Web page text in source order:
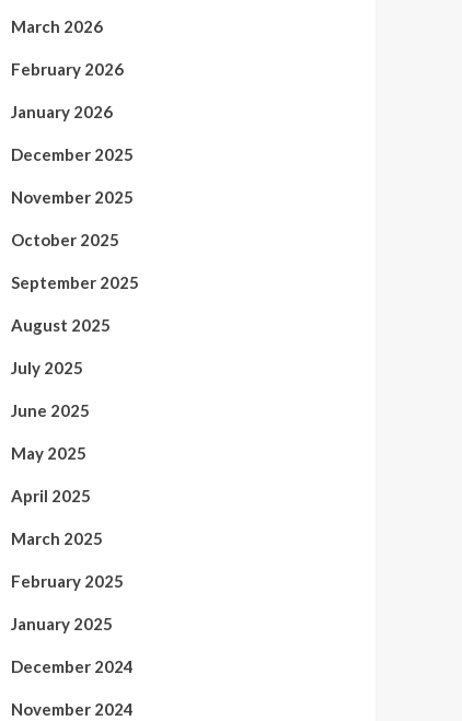
March 2026
February 2026
January 2026
December 2025
November 2025
October 2025
September 2025
August 2025
July 2025
June 2025
May 2025
April 2025
March 2025
February 2025
January 2025
December 2024
November 2024